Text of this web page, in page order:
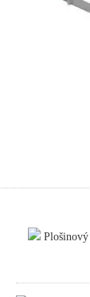
Plošinový